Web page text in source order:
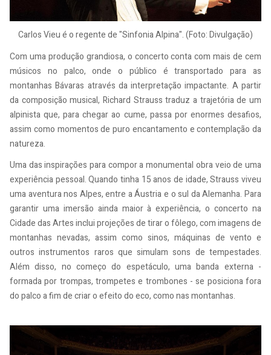
Carlos Vieu é o regente de "Sinfonia Alpina". (Foto: Divulgação)
Com uma produção grandiosa, o concerto conta com mais de cem
músicos no palco, onde o público é transportado para as
montanhas Bávaras através da interpretação impactante. A partir
da composição musical, Richard Strauss traduz a trajetória de um
alpinista que, para chegar ao cume, passa por enormes desafios,
assim como momentos de puro encantamento e contemplação da
natureza.
Uma das inspirações para compor a monumental obra veio de uma
experiência pessoal. Quando tinha 15 anos de idade, Strauss viveu
uma aventura nos Alpes, entre a Áustria e o sul da Alemanha. Para
garantir uma imersão ainda maior à experiência, o concerto na
Cidade das Artes inclui projeções de tirar o fôlego, com imagens de
montanhas nevadas, assim como sinos, máquinas de vento e
outros instrumentos raros que simulam sons de tempestades.
Além disso, no começo do espetáculo, uma banda externa -
formada por trompas, trompetes e trombones - se posiciona fora
do palco a fim de criar o efeito do eco, como nas montanhas.